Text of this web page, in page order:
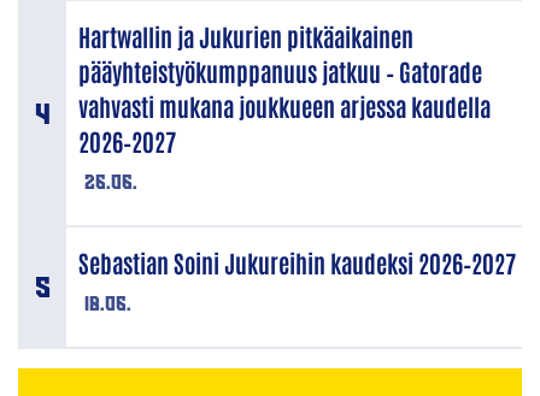
26.06.
Hartwallin ja Jukurien pitkäaikainen
pääyhteistyökumppanuus jatkuu – Gatorade
vahvasti mukana joukkueen arjessa kaudella
2026–2027
18.06.
Sebastian Soini Jukureihin kaudeksi 2026–2027